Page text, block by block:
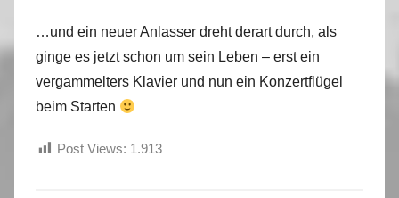
…und ein neuer Anlasser dreht derart durch, als
ginge es jetzt schon um sein Leben – erst ein
vergammelters Klavier und nun ein Konzertflügel
beim Starten
Post Views: 1.913